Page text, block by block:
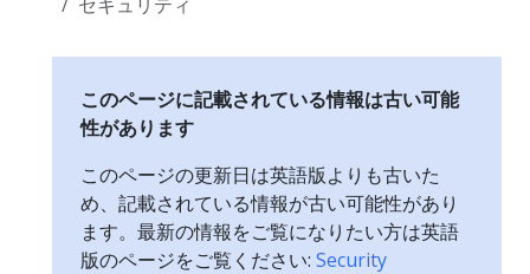
このページに記載されている情報は古い可能
性があります
このページの更新日は英語版よりも古いた
め、記載されている情報が古い可能性があり
ます。最新の情報をご覧になりたい方は英語
版のページをご覧ください: Security